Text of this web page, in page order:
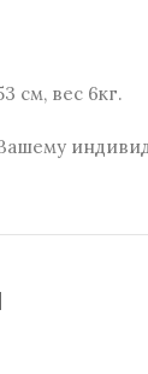
см, вес 6кг.